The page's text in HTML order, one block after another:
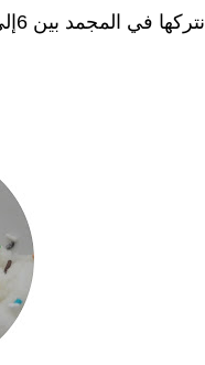
نتركها في المجمد بين 6إلى 8ساعات ومن الأحسن نتركها ليلة كاملة .